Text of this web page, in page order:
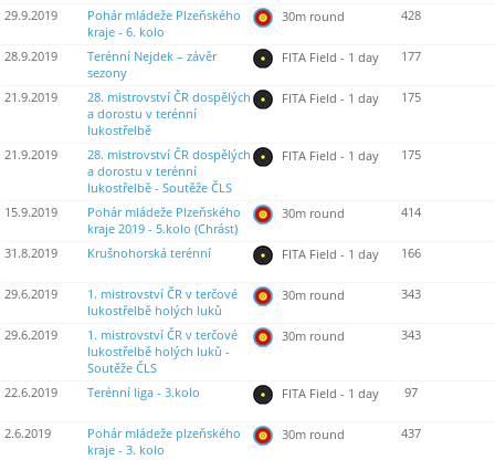
29.9.2019
Pohár mládeže Plzeňského
kraje - 6. kolo
30m round 428
28.9.2019
Terénní Nejdek – závěr
sezony
FITA Field - 1 day 177
21.9.2019
28. mistrovství ČR dospělých
a dorostu v terénní
lukostřelbě
FITA Field - 1 day 175
21.9.2019
28. mistrovství ČR dospělých
a dorostu v terénní
lukostřelbě - Soutěže ČLS
FITA Field - 1 day 175
15.9.2019
Pohár mládeže Plzeňského
kraje 2019 - 5.kolo (Chrást)
30m round 414
31.8.2019 Krušnohorská terénní FITA Field - 1 day 166
29.6.2019
1. mistrovství ČR v terčové
lukostřelbě holých luků
30m round 343
29.6.2019
1. mistrovství ČR v terčové
lukostřelbě holých luků -
Soutěže ČLS
30m round 343
22.6.2019 Terénní liga - 3.kolo FITA Field - 1 day 97
2.6.2019
Pohár mládeže plzeňského
kraje - 3. kolo
30m round 437